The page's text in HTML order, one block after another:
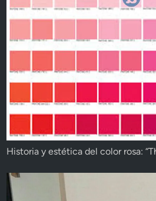
Historia y estética del color rosa: